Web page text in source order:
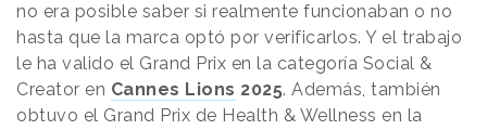
no era posible saber si realmente funcionaban o no
hasta que la marca optó por verificarlos. Y el trabajo
le ha valido el Grand Prix en la categoría Social &
Creator en Cannes Lions 2025. Además, también
obtuvo el Grand Prix de Health & Wellness en la